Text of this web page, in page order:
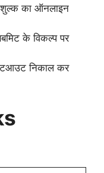
शुल्क का ऑनलाइन
के विकल्प पर
निकाल कर